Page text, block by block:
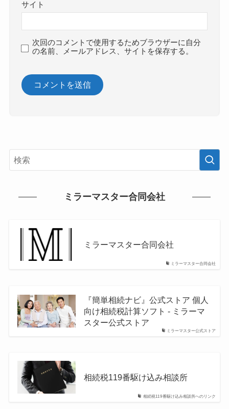
サイト
次回のコメントで使用するためブラウザーに自分
の名前、メールアドレス、サイトを保存する。
ミラーマスター合同会社
ミラーマスター合同会社
ミラーマスター合同会社
ミラーマスター公式ストア
『簡単相続ナビ』公式ストア 個人
向け相続税計算ソフト - ミラーマ
スター公式ストア
相続税119番駆け込み相談所へのリンク
相続税119番駆け込み相談所